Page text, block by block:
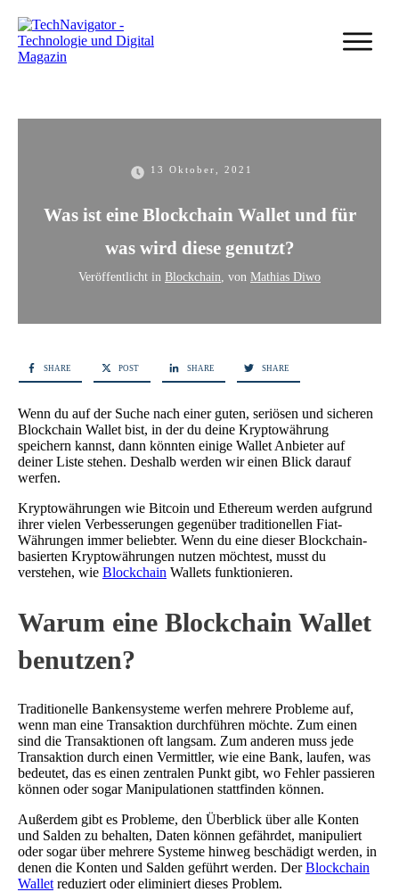
13 Oktober, 2021
Was ist eine Blockchain Wallet und für
was wird diese genutzt?
Veröffentlicht in Blockchain , von Mathias Diwo
SHARE POST SHARE SHARE
Wenn du auf der Suche nach einer guten, seriösen und sicheren
Blockchain Wallet bist, in der du deine Kryptowährung
speichern kannst, dann könnten einige Wallet Anbieter auf
deiner Liste stehen. Deshalb werden wir einen Blick darauf
werfen.
Kryptowährungen wie Bitcoin und Ethereum werden aufgrund
ihrer vielen Verbesserungen gegenüber traditionellen Fiat-
Währungen immer beliebter. Wenn du eine dieser Blockchain-
basierten Kryptowährungen nutzen möchtest, musst du
verstehen, wie Blockchain Wallets funktionieren.
Warum eine Blockchain Wallet
benutzen?
Traditionelle Bankensysteme werfen mehrere Probleme auf,
wenn man eine Transaktion durchführen möchte. Zum einen
sind die Transaktionen oft langsam. Zum anderen muss jede
Transaktion durch einen Vermittler, wie eine Bank, laufen, was
bedeutet, das es einen zentralen Punkt gibt, wo Fehler passieren
können oder sogar Manipulationen stattfinden können.
Außerdem gibt es Probleme, den Überblick über alle Konten
und Salden zu behalten, Daten können gefährdet, manipuliert
oder sogar über mehrere Systeme hinweg beschädigt werden, in
denen die Konten und Salden geführt werden. DerBlockchain
Wallet reduziert oder eliminiert dieses Problem.